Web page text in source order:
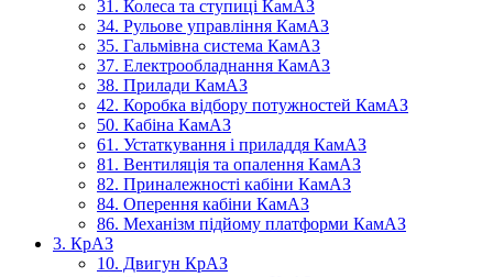
31. Колеса та ступиці КамАЗ
34. Рульове управління КамАЗ
35. Гальмівна система КамАЗ
37. Електрообладнання КамАЗ
38. Прилади КамАЗ
42. Коробка відбору потужностей КамАЗ
50. Кабіна КамАЗ
61. Устаткування і приладдя КамАЗ
81. Вентиляція та опалення КамАЗ
82. Приналежності кабіни КамАЗ
84. Оперення кабіни КамАЗ
86. Механізм підйому платформи КамАЗ
3. КрАЗ
10. Двигун КрАЗ